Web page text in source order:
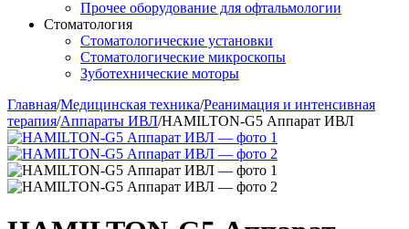
Прочее оборудование для офтальмологии
Стоматология
Стоматологические установки
Стоматологические микроскопы
Зуботехнические моторы
Главная/Медицинская техника/Реанимация и интенсивная
терапия/Аппараты ИВЛ/HAMILTON-G5 Аппарат ИВЛ